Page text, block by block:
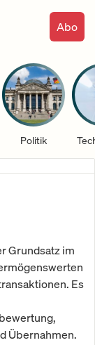
Abo
Politik
Grundsatz im
Es
Übernahmen.